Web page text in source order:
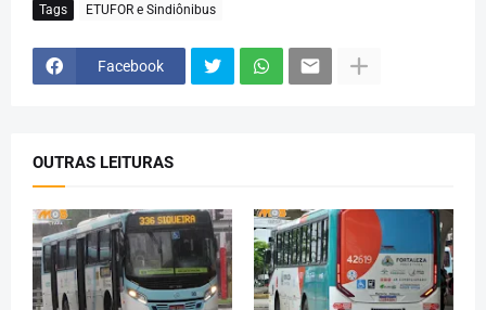
Tags ETUFOR e Sindiônibus
Facebook
OUTRAS LEITURAS